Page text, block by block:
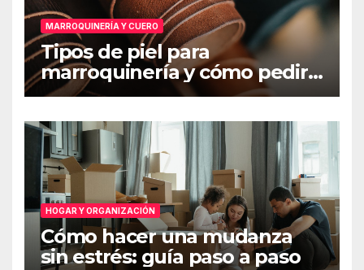
MARROQUINERÍA Y CUERO
Tipos de piel para
marroquinería y cómo pedir
muestras
HOGAR Y ORGANIZACIÓN
Cómo hacer una mudanza
sin estrés: guía paso a paso